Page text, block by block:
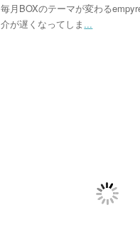
毎月BOXのテーマが変わる
介が遅くなってしま ...